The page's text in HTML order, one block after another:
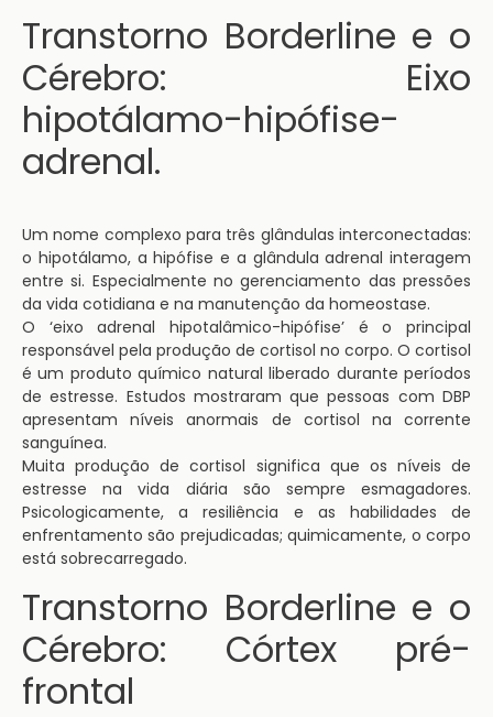
Transtorno Borderline e o
Cérebro: Eixo
hipotálamo-hipófise-
adrenal.
Um nome complexo para três glândulas interconectadas:
o hipotálamo, a hipófise e a glândula adrenal interagem
entre si. Especialmente no gerenciamento das pressões
da vida cotidiana e na manutenção da homeostase.
O ‘eixo adrenal hipotalâmico-hipófise’ é o principal
responsável pela produção de cortisol no corpo. O cortisol
é um produto químico natural liberado durante períodos
de estresse. Estudos mostraram que pessoas com DBP
apresentam níveis anormais de cortisol na corrente
sanguínea.
Muita produção de cortisol significa que os níveis de
estresse na vida diária são sempre esmagadores.
Psicologicamente, a resiliência e as habilidades de
enfrentamento são prejudicadas; quimicamente, o corpo
está sobrecarregado.
Transtorno Borderline e o
Cérebro: Córtex pré-
frontal